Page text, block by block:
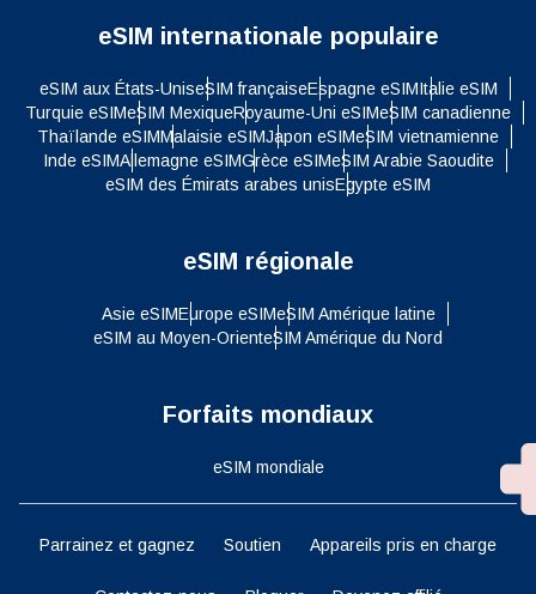
eSIM internationale populaire
eSIM aux États-UniseSIM françaiseEspagne eSIMItalie eSIM
Turquie eSIMeSIM MexiqueRoyaume-Uni eSIMeSIM canadienne
Thaïlande eSIMMalaisie eSIMJapon eSIMeSIM vietnamienne
Inde eSIMAllemagne eSIMGrèce eSIMeSIM Arabie Saoudite
eSIM des Émirats arabes unisEgypte eSIM
eSIM régionale
Asie eSIMEurope eSIMeSIM Amérique latine
eSIM au Moyen-OrienteSIM Amérique du Nord
Forfaits mondiaux
eSIM mondiale
Parrainez et gagnez Soutien Appareils pris en charge